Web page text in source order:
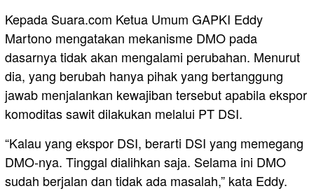
Kepada Suara.com Ketua Umum GAPKI Eddy
Martono mengatakan mekanisme DMO pada
dasarnya tidak akan mengalami perubahan. Menurut
dia, yang berubah hanya pihak yang bertanggung
jawab menjalankan kewajiban tersebut apabila ekspor
komoditas sawit dilakukan melalui PT DSI.
“Kalau yang ekspor DSI, berarti DSI yang memegang
DMO-nya. Tinggal dialihkan saja. Selama ini DMO
sudah berjalan dan tidak ada masalah,” kata Eddy.